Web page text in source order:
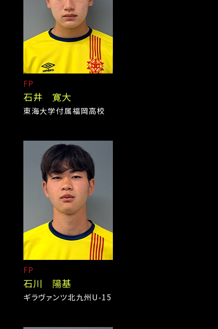
FP
石井 寛大
東海大学付属福岡高校
FP
石川 陽基
ギラヴァンツ北九州U-15